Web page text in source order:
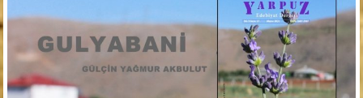
En
Edebiyat
Dergisi